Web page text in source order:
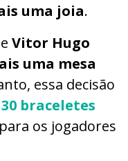
uma joia.
Vitor Hugo
uma mesa
essa decisão
braceletes
para os jogadores